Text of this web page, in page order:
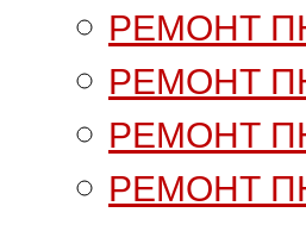
РЕМОНТ
РЕМОНТ
РЕМОНТ
РЕМОНТ